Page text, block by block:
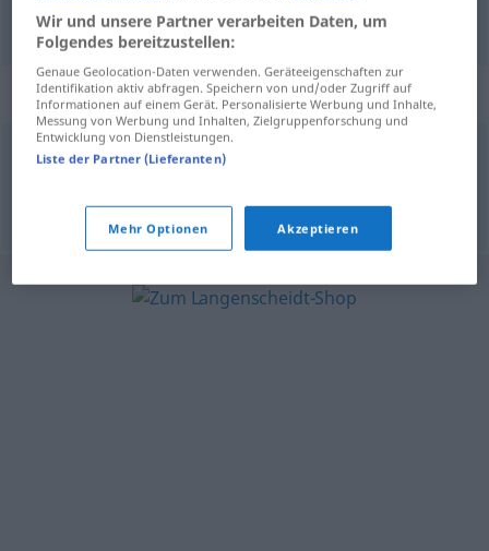
Weltmann
Synonyme für "Weltmann"
Gentleman,Ehrenmann,Kavalier
© OpenThesaurus.de
Wir und unsere Partner verarbeiten Daten, um
Folgendes bereitzustellen:
Genaue Geolocation-Daten verwenden. Geräteeigenschaften zur
Identifikation aktiv abfragen. Speichern von und/oder Zugriff auf
Informationen auf einem Gerät. Personalisierte Werbung und Inhalte,
Messung von Werbung und Inhalten, Zielgruppenforschung und
Entwicklung von Dienstleistungen.
Liste der Partner (Lieferanten)
Mehr Optionen Akzeptieren